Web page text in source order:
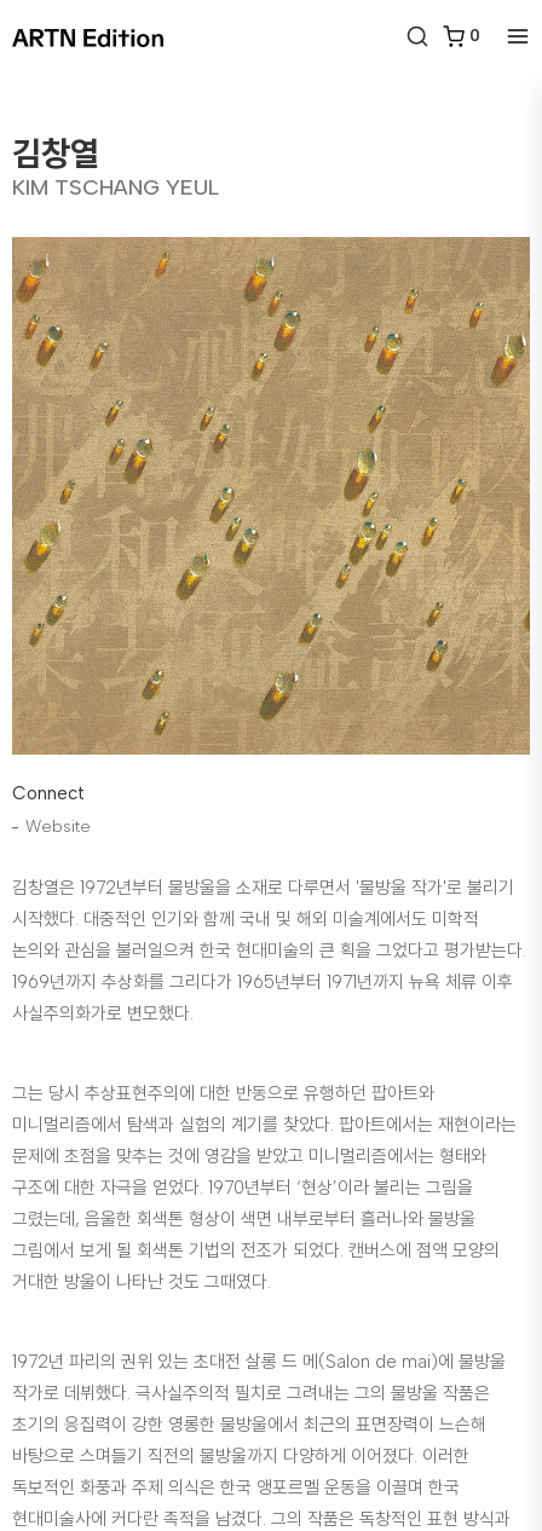
0
김창열
KIM TSCHANG YEUL
Connect
Website
김창열은 1972년부터 물방울을 소재로 다루면서 '물방울 작가'로 불리기
시작했다. 대중적인 인기와 함께 국내 및 해외 미술계에서도 미학적
논의와 관심을 불러일으켜 한국 현대미술의 큰 획을 그었다고 평가받는다.
1969년까지 추상화를 그리다가 1965년부터 1971년까지 뉴욕 체류 이후
사실주의화가로 변모했다.
그는 당시 추상표현주의에 대한 반동으로 유행하던 팝아트와
미니멀리즘에서 탐색과 실험의 계기를 찾았다. 팝아트에서는 재현이라는
문제에 초점을 맞추는 것에 영감을 받았고 미니멀리즘에서는 형태와
구조에 대한 자극을 얻었다. 1970년부터 ‘현상’이라 불리는 그림을
그렸는데, 음울한 회색톤 형상이 색면 내부로부터 흘러나와 물방울
그림에서 보게 될 회색톤 기법의 전조가 되었다. 캔버스에 점액 모양의
거대한 방울이 나타난 것도 그때였다.
1972년 파리의 권위 있는 초대전 살롱 드 메(Salon de mai)에 물방울
작가로 데뷔했다. 극사실주의적 필치로 그려내는 그의 물방울 작품은
초기의 응집력이 강한 영롱한 물방울에서 최근의 표면장력이 느슨해
바탕으로 스며들기 직전의 물방울까지 다양하게 이어졌다. 이러한
독보적인 화풍과 주제 의식은 한국 앵포르멜 운동을 이끌며 한국
현대미술사에 커다란 족적을 남겼다. 그의 작품은 독창적인 표현 방식과